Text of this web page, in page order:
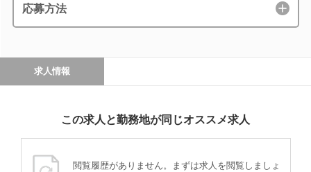
応募方法
求人情報
この求人と勤務地が同じオススメ求人
閲覧履歴がありません。まずは求人を閲覧しましょ